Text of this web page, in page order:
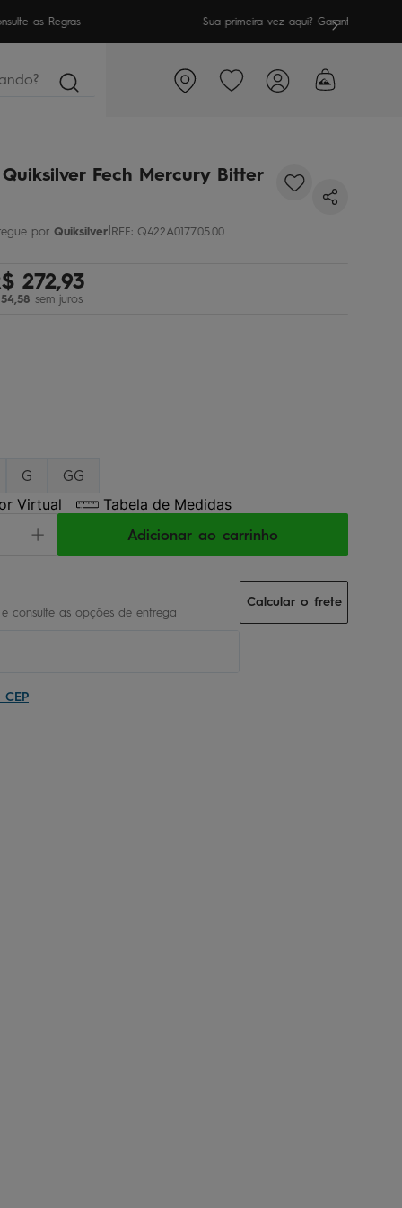
vez aqui? Garanta em sua 1ª compra
Fech Mercury Bitter
Quiksilver|REF: Q422A0177.05.00
272,93
54,58 sem juros
G GG
Virtual Tabela de Medidas
Adicionar ao carrinho
Calcular o frete